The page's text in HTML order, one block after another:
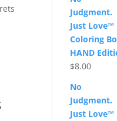
Judgment.
Just Love™
Coloring
HAND
$8.00
No
Judgment.
Just Love™